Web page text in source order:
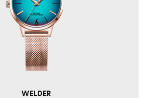
WELDER